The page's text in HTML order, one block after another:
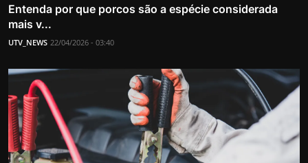
Entenda por que porcos são a espécie considerada
mais v...
UTV_NEWS 22/04/2026 - 03:40